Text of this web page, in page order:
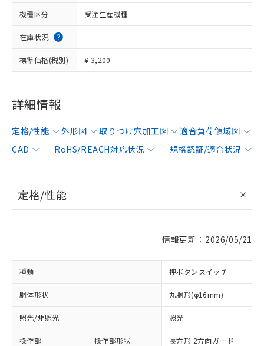
機種区分 受注生産機種
在庫状況
標準価格(税別) ¥ 3,200
詳細情報
定格/性能 外形図 取りつけ穴加工図
適合負荷領域図
CAD
RoHS/REACH対応状況 規格認証/適合状況
定格/性能
情報更新：2026/05/21
種類 押ボタンスイッチ
胴体形状 丸胴形(φ16mm)
照光/非照光 照光
操作部 操作部形状 長方形 2方向ガード